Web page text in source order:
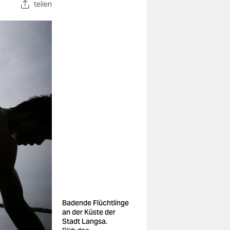
teilen
Badende Flüchtlinge
an der Küste der
Stadt Langsa.